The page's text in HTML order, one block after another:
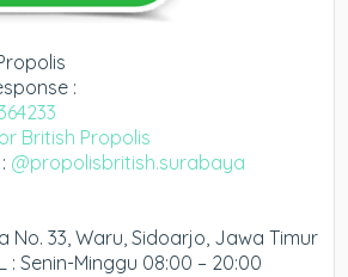
:
British Propolis
@propolisbritish.surabaya
No. 33, Waru, Sidoarjo, Jawa Timur
: Senin-Minggu 08:00 – 20:00